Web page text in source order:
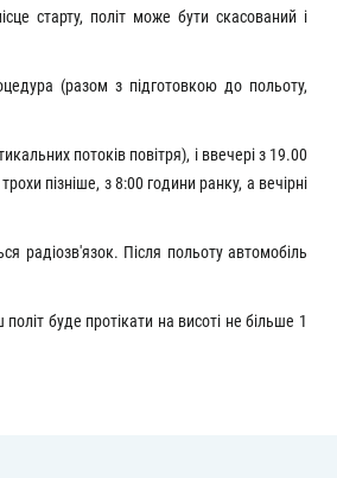
старту, політ може бути скасований і
(разом з підготовкою до польоту,
потоків повітря), і ввечері з 19.00
пізніше, з 8:00 години ранку, а вечірні
радіозв'язок. Після польоту автомобіль
буде протікати на висоті не більше 1